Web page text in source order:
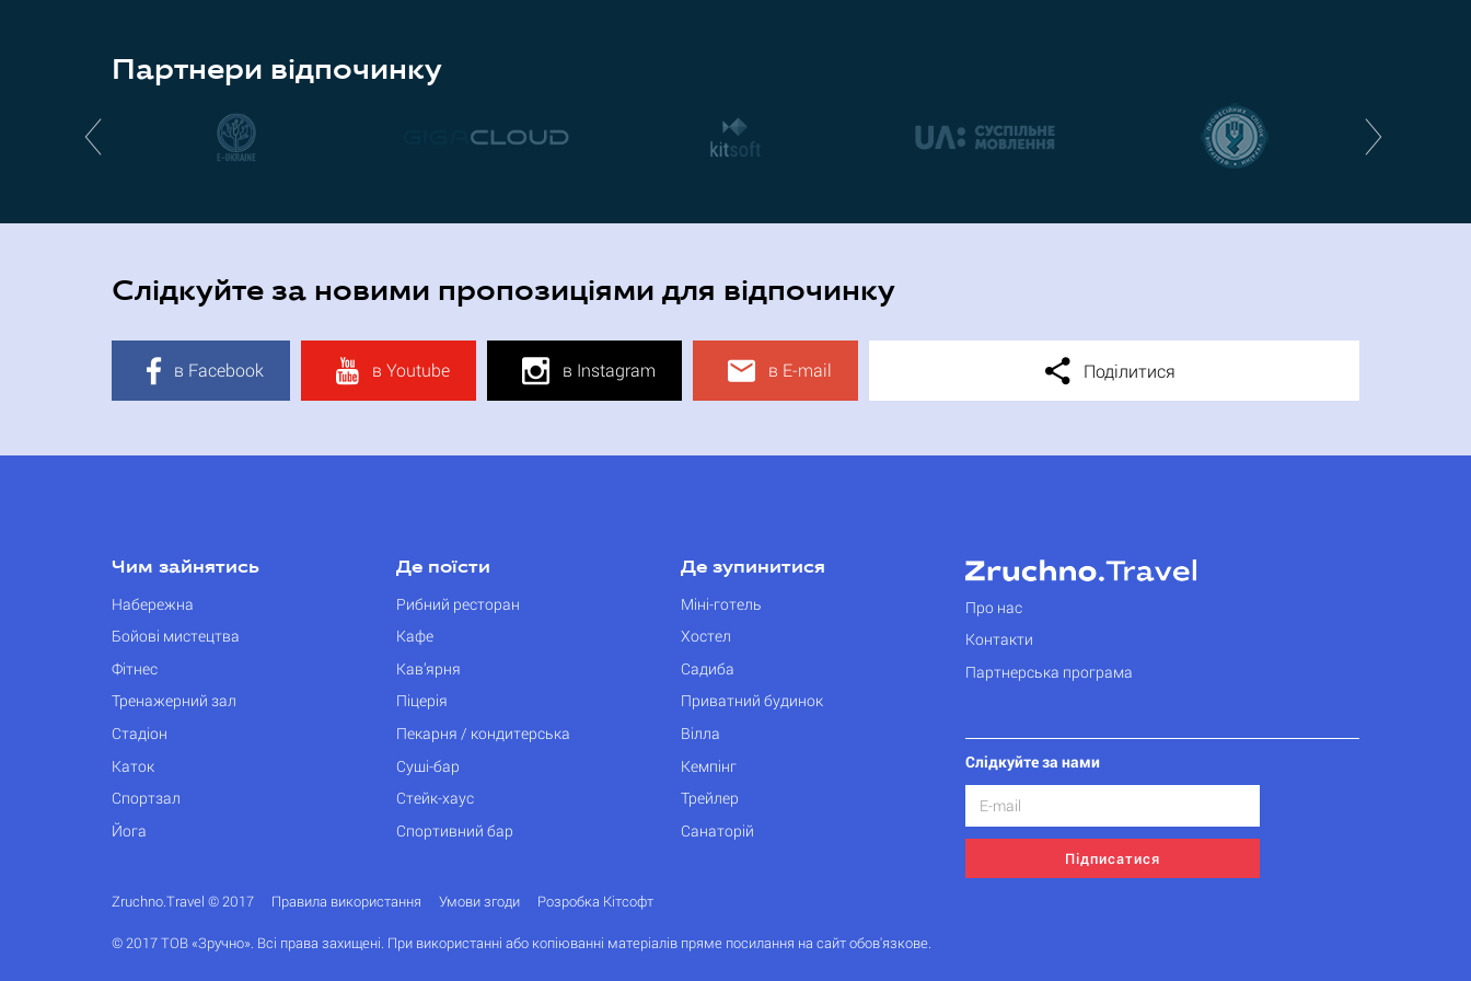
Партнери відпочинку
Слідкуйте за новими пропозиціями для відпочинку
в Facebook в Youtube в Instagram в E-mail Поділитися
Чим зайнятись
Набережна
Бойові мистецтва
Фітнес
Тренажерний зал
Стадіон
Каток
Спортзал
Йога
Де поїсти
Рибний ресторан
Кафе
Кав’ярня
Піцерія
Пекарня / кондитерська
Суші-бар
Стейк-хаус
Спортивний бар
Де зупинитися
Міні-готель
Хостел
Садиба
Приватний будинок
Вілла
Кемпінг
Трейлер
Санаторій
Про нас
Контакти
Партнерська програма
Слідкуйте за нами
Підписатися
Zruchno.Travel © 2017 Правила використання Умови згоди Розробка Кітсофт
© 2017 ТОВ «Зручно». Всі права захищені. При використанні або копіюванні матеріалів пряме посилання на сайт обов'язкове.